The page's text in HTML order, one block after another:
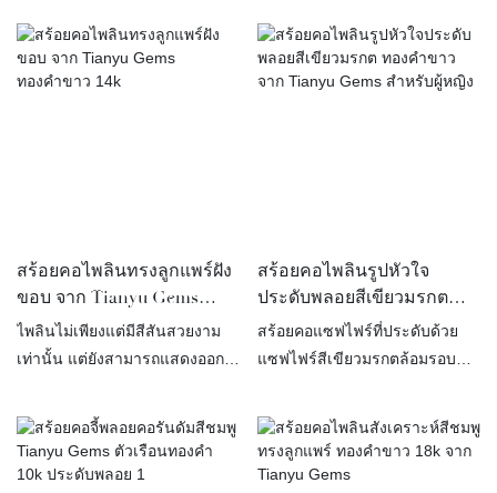
ยังเป็นสัญลักษณ์ของรสนิยมและ
ฐานะอีกด้วย สีสันที่งดงามของ
ทับทิมจะทำให้ผู้คนปรารถนาที่จะ
เลือดนก” ซึ่งราคาสูงขึ้นอย่างต่อ
เนื่องในช่วงไม่กี่ปีที่ผ่านมา ทำให้
เป็นอัญมณีที่นักสะสมต้องการ
สร้อยคอไพลินทรงลูกแพร์ฝัง
ขอบ จาก Tianyu Gems
ทองคำขาว 14k
ไพลินไม่เพียงแต่มีสีสันสวยงาม
เท่านั้น แต่ยังสามารถแสดงออก
ด้วย สวมใส่ไพลินรูปทรงลูกแพร์นี้
ด้วยความสง่างาม
สร้อยคอไพลินรูปหัวใจ
ประดับพลอยสีเขียวมรกต
ทองคำขาว จาก Tianyu
Gems สำหรับผู้หญิง
สร้อยคอแซฟไฟร์ที่ประดับด้วย
แซฟไฟร์สีเขียวมรกตล้อมรอบ
คที่เปล่งประกาย คลาสสิก และมี
สไตล์ โดดเด่นเหนือใคร